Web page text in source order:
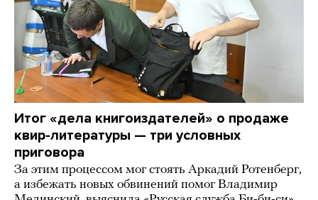
Итог «дела книгоиздателей» о продаже
квир-литературы — три условных
приговора
За этим процессом мог стоять Аркадий Ротенберг,
а избежать новых обвинений помог Владимир